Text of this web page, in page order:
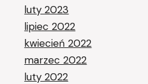
luty 2023
lipiec 2022
kwiecień 2022
marzec 2022
luty 2022